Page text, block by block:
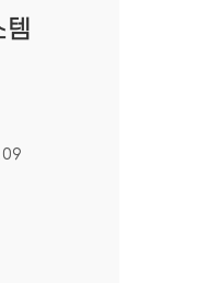
템
내시스템